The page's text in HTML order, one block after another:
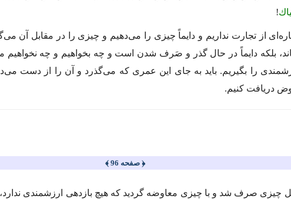
!
از تجارت نداریم و دایماً چیزى را مى‌دهیم و چیزى را در مقابل آن
بلكه دایماً در حال گذر و صَرف شدن است و چه بخواهیم و چه نخواهیم
را بگیریم. باید به جاى این عمرى كه مى‌گذرد و آن را از دست
دریافت كنیم.
﴿ صفحه 96 ﴾
چیزى صرف شد و با چیزى معاوضه گردید كه هیچ بازدهى ارزشمندى